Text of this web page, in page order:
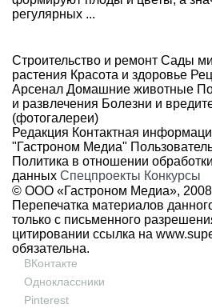
регулярных ...
Строительство и ремонт Сады
растения Красота и здоровье
Арсенал Домашние животные
и развлечения Болезни и
(фотогалереи)
Редакция Контактная
"Гастроном Медиа"
Политика в отношении
данных Спецпроекты Конкурсы
© ООО «Гастроном Медиа»,
Перепечатка материалов
только с письменного
цитировании ссылка на
обязательна.
ВКонтакте
Одноклассники
Pinterest